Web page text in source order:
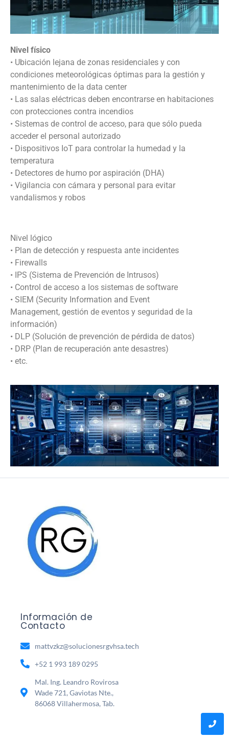
Nivel físico
• Ubicación lejana de zonas residenciales y con
condiciones meteorológicas óptimas para la gestión y
mantenimiento de la data center
• Las salas eléctricas deben encontrarse en habitaciones
con protecciones contra incendios
• Sistemas de control de acceso, para que sólo pueda
acceder el personal autorizado
• Dispositivos IoT para controlar la humedad y la
temperatura
• Detectores de humo por aspiración (DHA)
• Vigilancia con cámara y personal para evitar
vandalismos y robos
Nivel lógico
• Plan de detección y respuesta ante incidentes
• Firewalls
• IPS (Sistema de Prevención de Intrusos)
• Control de acceso a los sistemas de software
• SIEM (Security Information and Event
Management, gestión de eventos y seguridad de la
información)
• DLP (Solución de prevención de pérdida de datos)
• DRP (Plan de recuperación ante desastres)
• etc.
Información de
Contacto
mattvzkz@solucionesrgvhsa.tech
+52 1 993 189 0295
Mal. Ing. Leandro Rovirosa
Wade 721, Gaviotas Nte.,
86068 Villahermosa, Tab.